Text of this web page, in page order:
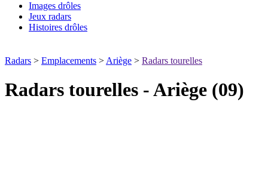
Images drôles
Jeux radars
Histoires drôles
Radars > Emplacements > Ariège > Radars tourelles
Radars tourelles - Ariège (09)